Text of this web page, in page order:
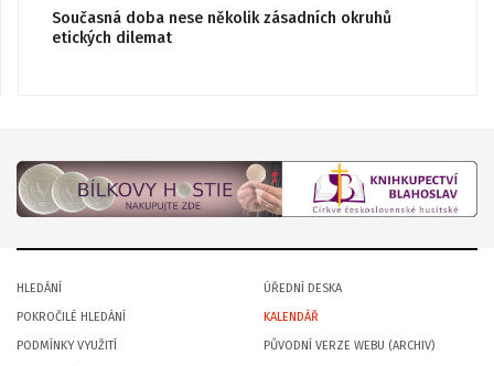
Současná doba nese několik zásadních okruhů
etických dilemat
HLEDÁNÍ
POKROČILÉ HLEDÁNÍ
PODMÍNKY VYUŽITÍ
ÚŘEDNÍ DESKA
KALENDÁŘ
PŮVODNÍ VERZE WEBU (ARCHIV)